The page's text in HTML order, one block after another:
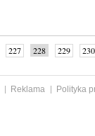
227 228 229
230
Reklama
Polityka